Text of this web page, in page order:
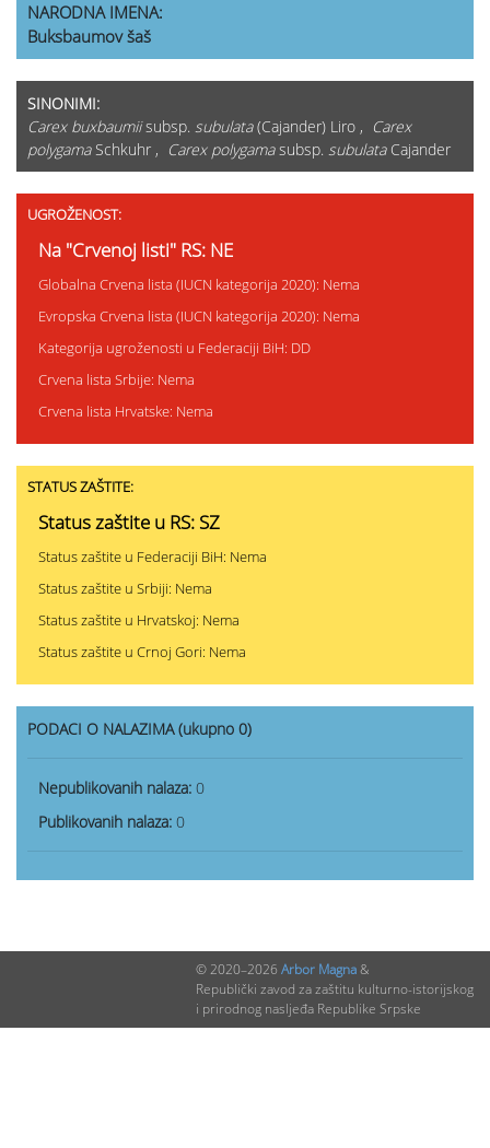
NARODNA IMENA:
Buksbaumov šaš
SINONIMI:
Carex buxbaumiisubsp. subulata(Cajander) Liro , Carex
polygamaSchkuhr , Carex polygamasubsp. subulataCajander
UGROŽENOST:
Na "Crvenoj listi" RS: NE
Globalna Crvena lista (IUCN kategorija 2020): Nema
Evropska Crvena lista (IUCN kategorija 2020): Nema
Kategorija ugroženosti u Federaciji BiH: DD
Crvena lista Srbije: Nema
Crvena lista Hrvatske: Nema
STATUS ZAŠTITE:
Status zaštite u RS: SZ
Status zaštite u Federaciji BiH: Nema
Status zaštite u Srbiji: Nema
Status zaštite u Hrvatskoj: Nema
Status zaštite u Crnoj Gori: Nema
PODACI O NALAZIMA (ukupno 0)
Nepublikovanih nalaza: 0
Publikovanih nalaza: 0
© 2020–2026 Arbor Magna&
Republički zavod za zaštitu kulturno-istorijskog
i prirodnog nasljeđa Republike Srpske